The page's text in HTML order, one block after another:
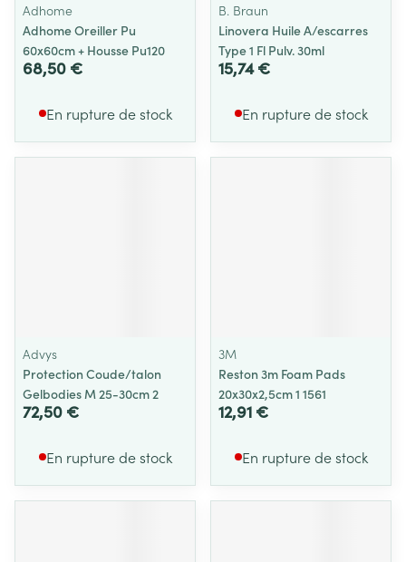
Adhome
Adhome Oreiller Pu
60x60cm + Housse Pu120
68,50 €
En rupture de stock
B. Braun
Linovera Huile A/escarres
Type 1 Fl Pulv. 30ml
15,74 €
En rupture de stock
Advys
Protection Coude/talon
Gelbodies M 25-30cm 2
72,50 €
En rupture de stock
3M
Reston 3m Foam Pads
20x30x2,5cm 1 1561
12,91 €
En rupture de stock